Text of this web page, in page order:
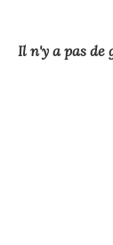
Il n'y a pas de